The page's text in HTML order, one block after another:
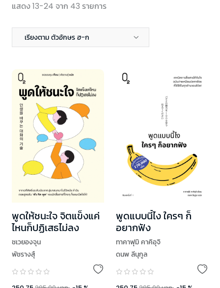
แสดง 13-24 จาก 43 รายการ
เรียงตาม ตัวอักษร ฮ-ก
พูดให้ชนะใจ จิตแข็งแค่
ไหนก็ปฏิเสธไม่ลง
ชเวยองจุน
พัชรางสุ์
พูดแบบนี้ไง ใครๆ ก็
อยากฟัง
ทาคาฟุมิ คาคิอุจิ
ดนพ ลีนุกูล